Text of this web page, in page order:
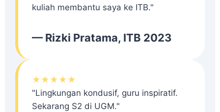
kuliah membantu saya ke ITB."
— Rizki Pratama, ITB 2023
★★★★★
"Lingkungan kondusif, guru inspiratif.
Sekarang S2 di UGM."